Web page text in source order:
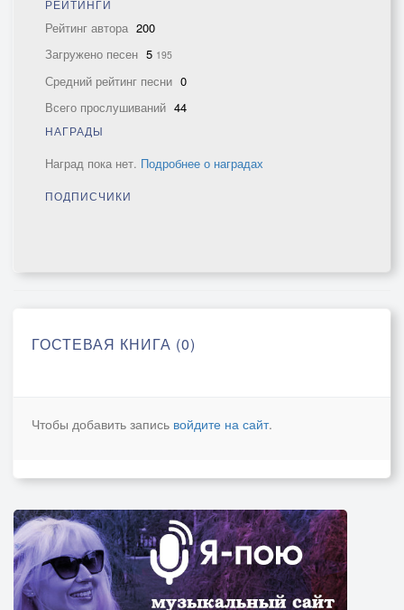
РЕЙТИНГИ
Рейтинг автора 200
Загружено песен 5 195
Средний рейтинг песни 0
Всего прослушиваний 44
НАГРАДЫ
Наград пока нет. Подробнее о наградах
ПОДПИСЧИКИ
ГОСТЕВАЯ КНИГА (0)
Чтобы добавить запись войдите на сайт.